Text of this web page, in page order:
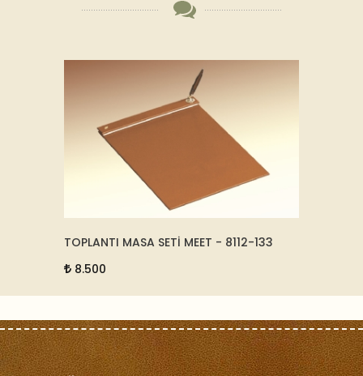
TOPLANTI MASA SETİ MEET - 8112-133
8.500